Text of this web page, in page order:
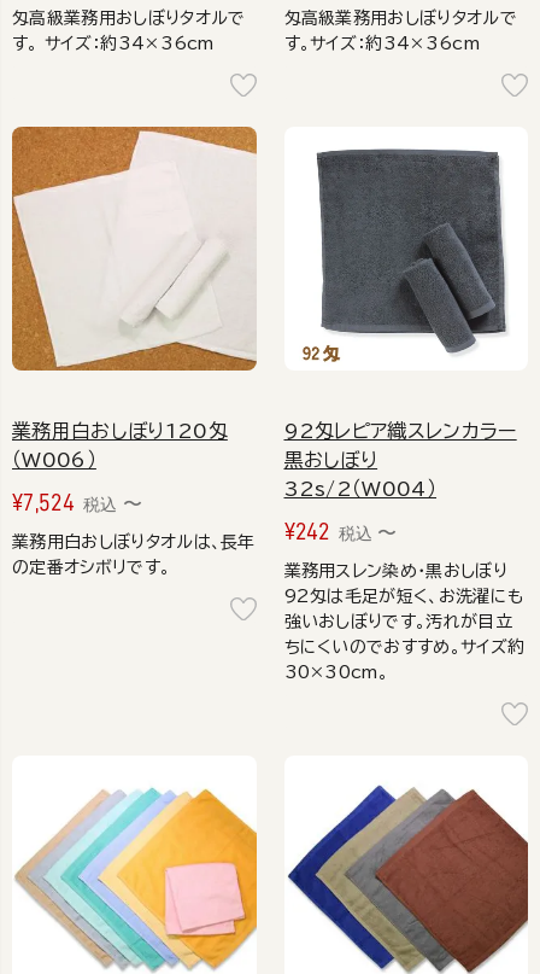
匁高級業務用おしぼりタオルで
す。 サイズ：約34×36cm
匁高級業務用おしぼりタオルで
す。サイズ：約34×36cm
業務用白おしぼり120匁
（W006）
¥7,524 税込 〜
業務用白おしぼりタオルは、長年
の定番オシボリです。
92匁レピア織スレンカラー
黒おしぼり
32s/2（W004）
¥242 税込 〜
業務用スレン染め・黒おしぼり
92匁は毛足が短く、お洗濯にも
強いおしぼりです。汚れが目立
ちにくいのでおすすめ。サイズ約
30×30cm。